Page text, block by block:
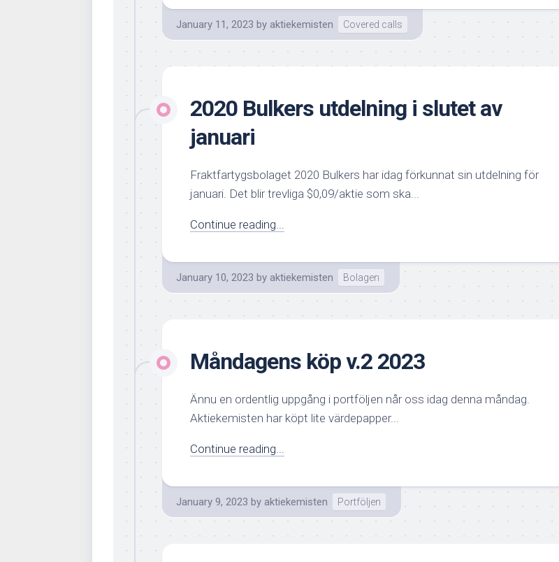
January 11, 2023 by aktiekemisten Covered calls
2020 Bulkers utdelning i slutet av
januari
Fraktfartygsbolaget 2020 Bulkers har idag förkunnat sin utdelning för
januari. Det blir trevliga $0,09/aktie som ska...
Continue reading...
January 10, 2023 by aktiekemisten Bolagen
Måndagens köp v.2 2023
Ännu en ordentlig uppgång i portföljen når oss idag denna måndag.
Aktiekemisten har köpt lite värdepapper...
Continue reading...
January 9, 2023 by aktiekemisten Portföljen